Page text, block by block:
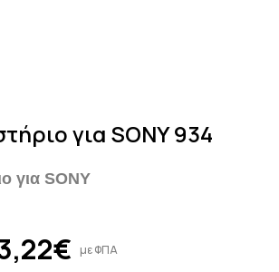
για SONY 934
για SONY
με ΦΠΑ